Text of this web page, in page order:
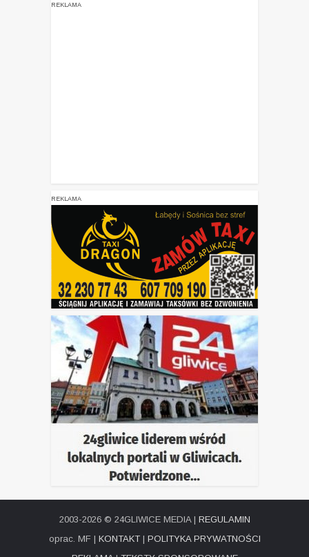
REKLAMA
REKLAMA
2003-2026 © 24GLIWICE MEDIA | REGULAMIN
oprac. MF | KONTAKT| POLITYKA PRYWATNOŚCI